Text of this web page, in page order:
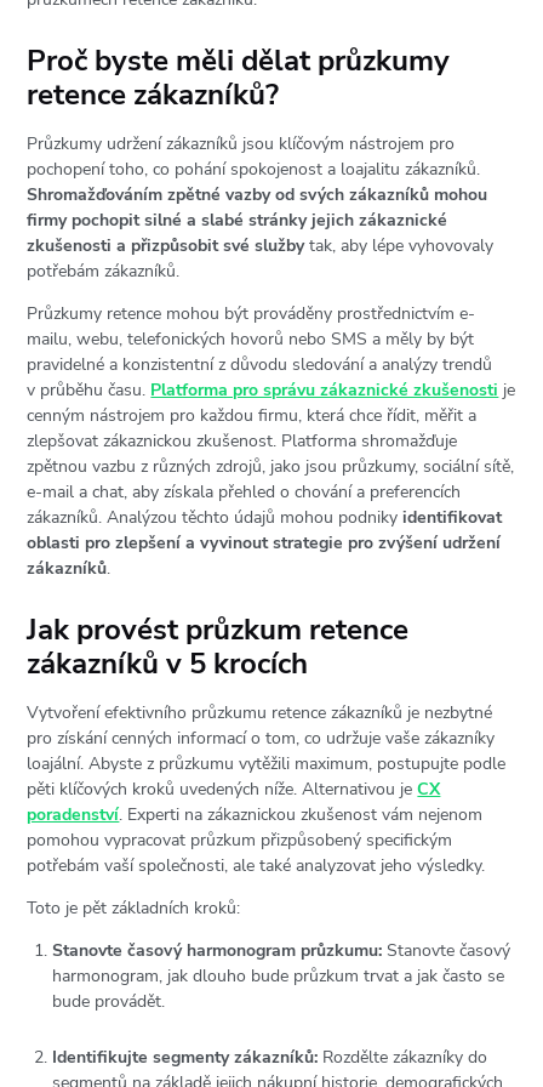
Proč byste měli dělat průzkumy
retence zákazníků?
Průzkumy udržení zákazníků jsou klíčovým nástrojem pro
pochopení toho, co pohání spokojenost a loajalitu zákazníků.
Shromažďováním zpětné vazby od svých zákazníků mohou
firmy pochopit silné a slabé stránky jejich zákaznické
zkušenosti a přizpůsobit své službytak, aby lépe vyhovovaly
potřebám zákazníků.
Průzkumy retence mohou být prováděny prostřednictvím e-
mailu, webu, telefonických hovorů nebo SMS a měly by být
pravidelné a konzistentní z důvodu sledování a analýzy trendů
v průběhu času. Platforma pro správu zákaznické zkušenosti je
cenným nástrojem pro každou firmu, která chce řídit, měřit a
zlepšovat zákaznickou zkušenost. Platforma shromažďuje
zpětnou vazbu z různých zdrojů, jako jsou průzkumy, sociální sítě,
e-mail a chat, aby získala přehled o chování a preferencích
zákazníků. Analýzou těchto údajů mohou podnikyidentifikovat
oblasti pro zlepšení a vyvinout strategie pro zvýšení udržení
zákazníků.
Jak provést průzkum retence
zákazníků v 5 krocích
Vytvoření efektivního průzkumu retence zákazníků je nezbytné
pro získání cenných informací o tom, co udržuje vaše zákazníky
loajální. Abyste z průzkumu vytěžili maximum, postupujte podle
pěti klíčových kroků uvedených níže. Alternativou jeCX
poradenství. Experti na zákaznickou zkušenost vám nejenom
pomohou vypracovat průzkum přizpůsobený specifickým
potřebám vaší společnosti, ale také analyzovat jeho výsledky.
Toto je pět základních kroků:
Stanovte časový harmonogram průzkumu: Stanovte časový
harmonogram, jak dlouho bude průzkum trvat a jak často se
bude provádět.
Identifikujte segmenty zákazníků: Rozdělte zákazníky do